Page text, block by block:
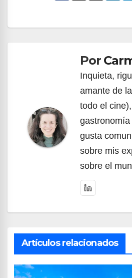
Navegación
entradasPor
Inquieta,
amante de
todo el
gusta
sobre mis
sobre el
Artículos relacionados